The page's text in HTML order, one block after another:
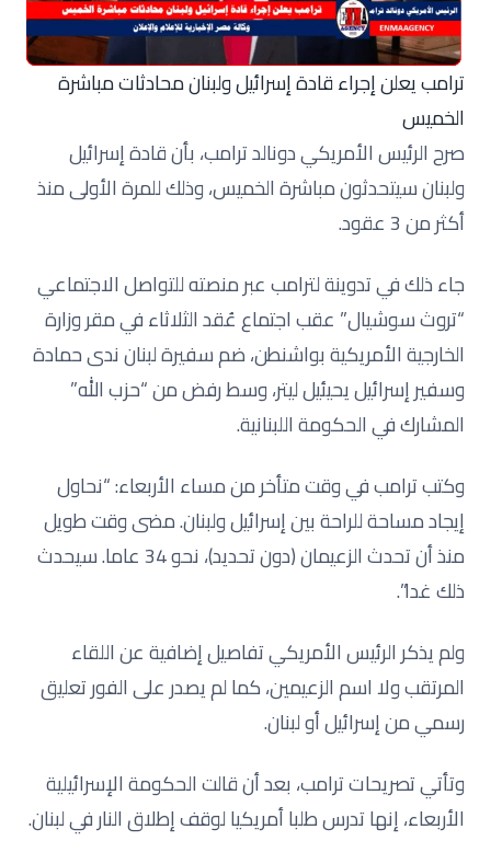
ترامب يعلن إجراء قادة إسرائيل ولبنان محادثات مباشرة
الخميس
صرح الرئيس الأمريكي دونالد ترامب، بأن قادة إسرائيل
ولبنان سيتحدثون مباشرة الخميس، وذلك للمرة الأولى منذ
أكثر من 3 عقود.
جاء ذلك في تدوينة لترامب عبر منصته للتواصل الاجتماعي
“تروث سوشيال” عقب اجتماع عُقد الثلاثاء في مقر وزارة
الخارجية الأمريكية بواشنطن، ضم سفيرة لبنان ندى حمادة
وسفير إسرائيل يحيئيل ليتر، وسط رفض من “حزب الله”
المشارك في الحكومة اللبنانية.
وكتب ترامب في وقت متأخر من مساء الأربعاء: “نحاول
إيجاد مساحة للراحة بين إسرائيل ولبنان. مضى وقت طويل
منذ أن تحدث الزعيمان (دون تحديد)، نحو 34 عاما. سيحدث
ذلك غدا”.
ولم يذكر الرئيس الأمريكي تفاصيل إضافية عن اللقاء
المرتقب ولا اسم الزعيمين، كما لم يصدر على الفور تعليق
رسمي من إسرائيل أو لبنان.
وتأتي تصريحات ترامب، بعد أن قالت الحكومة الإسرائيلية
الأربعاء، إنها تدرس طلبا أمريكيا لوقف إطلاق النار في لبنان.